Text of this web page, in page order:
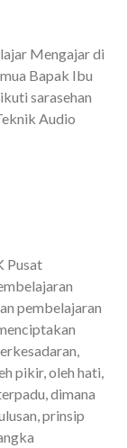
Mengajar di
Bapak Ibu
sarasehan
Audio
Pusat
pembelajaran
pikir, oleh hati,
dimana
prinsip